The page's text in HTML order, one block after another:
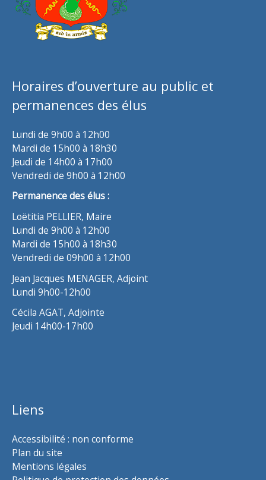
Horaires d’ouverture au public et
permanences des élus
Lundi de 9h00 à 12h00
Mardi de 15h00 à 18h30
Jeudi de 14h00 à 17h00
Vendredi de 9h00 à 12h00
Permanence des élus :
Loëtitia PELLIER, Maire
Lundi de 9h00 à 12h00
Mardi de 15h00 à 18h30
Vendredi de 09h00 à 12h00
Jean Jacques MENAGER, Adjoint
Lundi 9h00-12h00
Cécila AGAT, Adjointe
Jeudi 14h00-17h00
Liens
Accessibilité : non conforme
Plan du site
Mentions légales